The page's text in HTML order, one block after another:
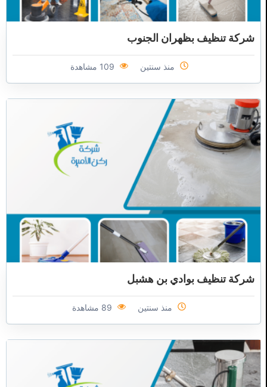
شركة تنظيف بظهران الجنوب
منذ سنتين
شركة تنظيف بوادي بن هشبل
منذ سنتين